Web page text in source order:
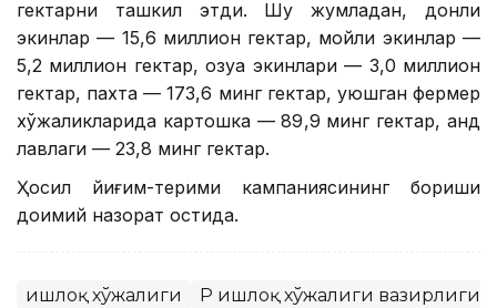
гектарни ташкил этди. Шу жумладан, донли
экинлар — 15,6 миллион гектар, мойли экинлар —
5,2 миллион гектар, озуқа экинлари — 3,0 миллион
гектар, пахта — 173,6 минг гектар, уюшган фермер
хўжаликларида картошка — 89,9 минг гектар, қанд
лавлаги — 23,8 минг гектар.
Ҳосил йиғим-терими кампаниясининг бориши
доимий назорат остида.
Қишлоқ хўжалиги ҚР Қишлоқ хўжалиги вазирлиги